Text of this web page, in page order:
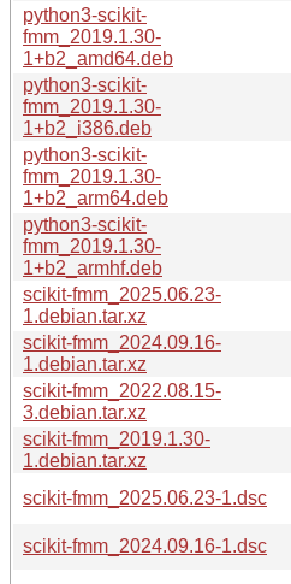
python3-scikit-
fmm_2019.1.30-
1+b2_amd64.deb
python3-scikit-
fmm_2019.1.30-
1+b2_i386.deb
python3-scikit-
fmm_2019.1.30-
1+b2_arm64.deb
python3-scikit-
fmm_2019.1.30-
1+b2_armhf.deb
scikit-fmm_2025.06.23-
1.debian.tar.xz
scikit-fmm_2024.09.16-
1.debian.tar.xz
scikit-fmm_2022.08.15-
3.debian.tar.xz
scikit-fmm_2019.1.30-
1.debian.tar.xz
scikit-fmm_2025.06.23-1.dsc
scikit-fmm_2024.09.16-1.dsc